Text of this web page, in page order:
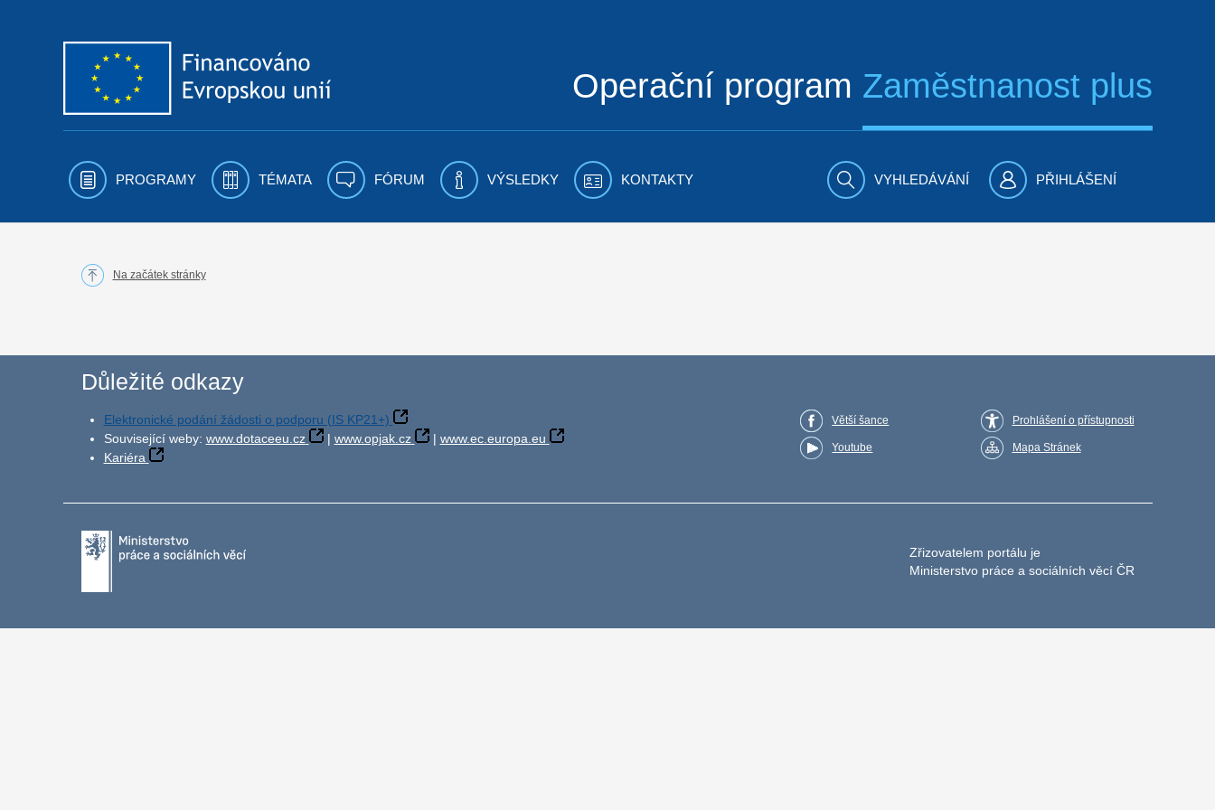
Operační program Zaměstnanost plus
PROGRAMY TÉMATA FÓRUM VÝSLEDKY KONTAKTY VYHLEDÁVÁNÍ PŘIHLÁŠENÍ
Na začátek stránky
Důležité odkazy
Elektronické podání žádosti o podporu (IS KP21+)
Související weby: www.dotaceeu.cz | www.opjak.cz | www.ec.europa.eu
Kariéra
Větší šance
Youtube
Prohlášení o přístupnosti
Mapa Stránek
Zřizovatelem portálu je
Ministerstvo práce a sociálních věcí ČR